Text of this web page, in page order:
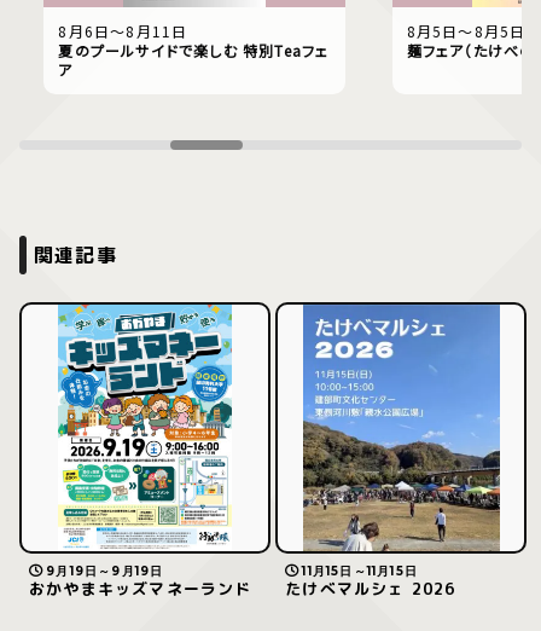
8月6日〜8月11日
夏のプールサイドで楽しむ 特別Teaフェ
ア
8月5日〜8月5日
麺フェア（たけべ
関連記事
9月19日～9月19日
おかやまキッズマネーランド
11月15日～11月15日
たけべマルシェ 2026